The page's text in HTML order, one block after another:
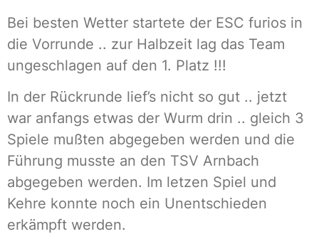
Bei besten Wetter startete der ESC furios in
die Vorrunde .. zur Halbzeit lag das Team
ungeschlagen auf den 1. Platz !!!
In der Rückrunde lief’s nicht so gut .. jetzt
war anfangs etwas der Wurm drin .. gleich 3
Spiele mußten abgegeben werden und die
Führung musste an den TSV Arnbach
abgegeben werden. Im letzen Spiel und
Kehre konnte noch ein Unentschieden
erkämpft werden.